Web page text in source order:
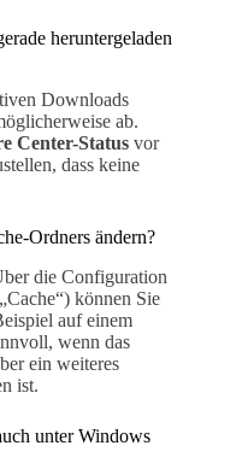
heruntergeladen
Downloads
ab.
Center-Status vor
dass keine
Ordners ändern?
die Configuration
können Sie
auf einem
wenn das
ein weiteres
ist.
unter Windows